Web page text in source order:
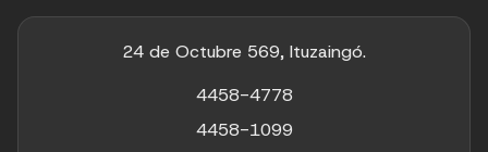
24 de Octubre 569, Ituzaingó.
4458-4778
4458-1099